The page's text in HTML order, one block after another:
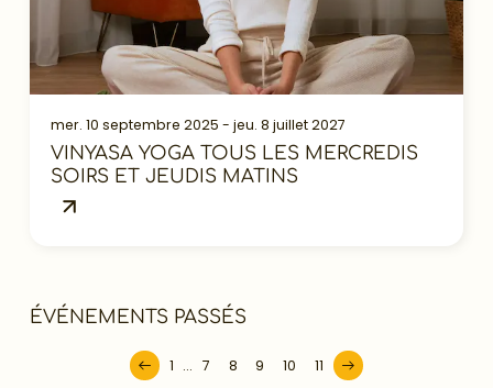
mer. 10 septembre 2025 - jeu. 8 juillet 2027
VINYASA YOGA TOUS LES MERCREDIS
SOIRS ET JEUDIS MATINS
ÉVÉNEMENTS PASSÉS
1 ... 7 8 9 10 11